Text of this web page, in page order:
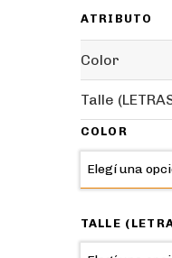
ATRIBUTO
Color
Talle
COLOR
TALLE